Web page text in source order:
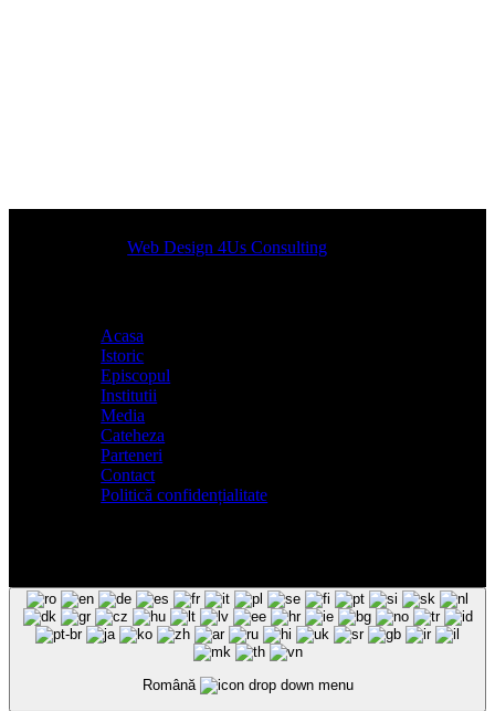
Designed byWeb Design 4Us Consulting
Acasa
Istoric
Episcopul
Institutii
Media
Cateheza
Parteneri
Contact
Politică confidențialitate
Română